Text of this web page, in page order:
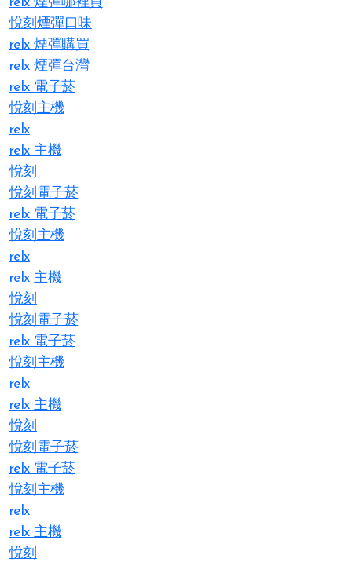
悅刻煙彈口味
relx 煙彈購買
relx 煙彈台灣
relx 電子菸
悅刻主機
relx
relx 主機
悅刻
悅刻電子菸
relx 電子菸
悅刻主機
relx
relx 主機
悅刻
悅刻電子菸
relx 電子菸
悅刻主機
relx
relx 主機
悅刻
悅刻電子菸
relx 電子菸
悅刻主機
relx
relx 主機
悅刻